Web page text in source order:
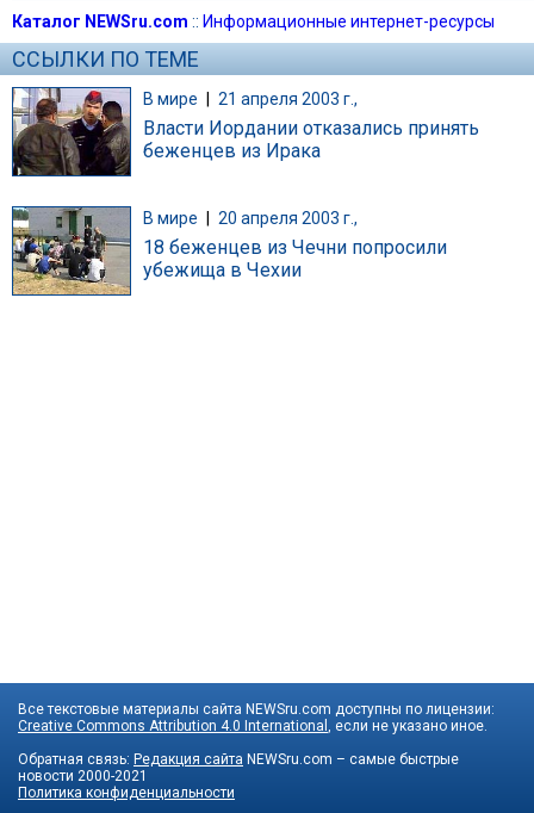
Каталог NEWSru.com :: Информационные интернет-ресурсы
ССЫЛКИ ПО ТЕМЕ
В мире | 21 апреля 2003 г.,
Власти Иордании отказались принять
беженцев из Ирака
В мире 20 апреля 2003 г.,
18 беженцев из Чечни попросили
убежища в Чехии
Все текстовые материалы сайта NEWSru.com доступны по лицензии:
Creative Commons Attribution 4.0 International , если не указано иное.
Обратная связь: Редакция сайта NEWSru.com – самые быстрые
новости 2000-2021
Политика конфиденциальности